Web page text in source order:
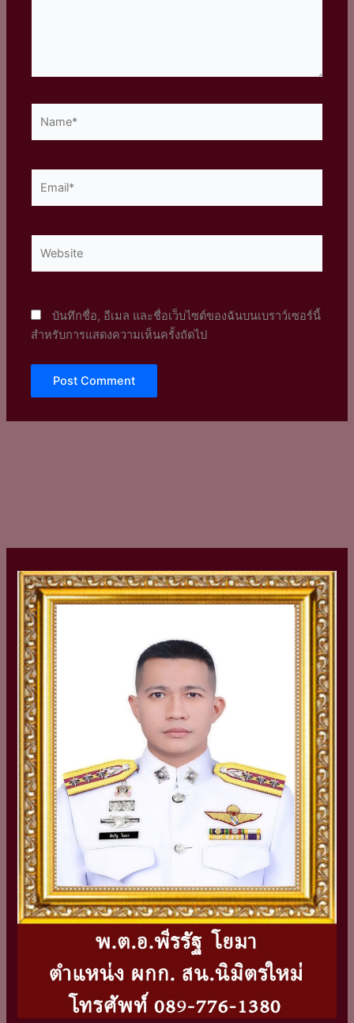
บันทึกชื่อ, อีเมล และชื่อเว็บไซต์ของฉันบนเบราว์เซอร์นี้
สำหรับการแสดงความเห็นครั้งถัดไป